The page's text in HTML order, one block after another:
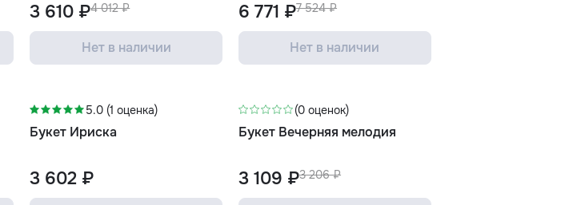
4 012 ₽
3 610 ₽
Нет в наличии
7 524 ₽
6 771 ₽
Нет в наличии
5.0 (1 оценка)
Букет Ириска
3 602 ₽
(0 оценок)
Букет Вечерняя мелодия
3 206 ₽
3 109 ₽